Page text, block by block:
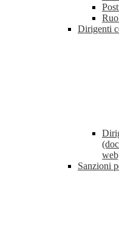
Dirigenti
Sanzioni